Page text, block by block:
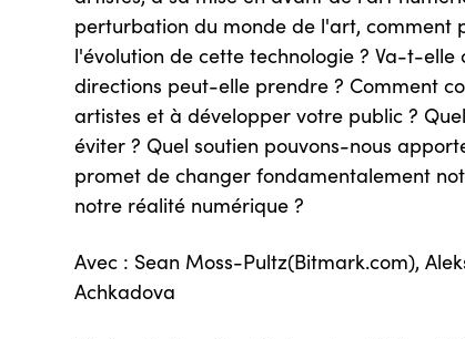
perturbation du monde de l'art, comment
l'évolution de cette technologie ? Va-t-elle
directions peut-elle prendre ? Comment
artistes et à développer votre public ?
éviter ? Quel soutien pouvons-nous
promet de changer fondamentalement
notre réalité numérique ?
Avec : Sean Moss-Pultz(Bitmark.com),
Achkadova